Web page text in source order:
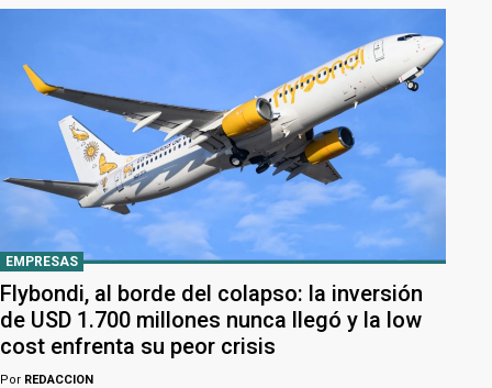
EMPRESAS
Flybondi, al borde del colapso: la inversión
de USD 1.700 millones nunca llegó y la low
cost enfrenta su peor crisis
Por REDACCION